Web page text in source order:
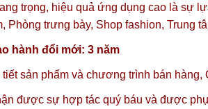
trọng, hiệu quả ứng dụng cao là sự
Phòng trưng bày, Shop fashion, Trung
hành đổi mới: 3 năm
sản phẩm và chương trình bán hàng,
được sự hợp tác quý báu và được